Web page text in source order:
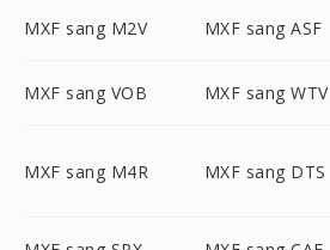
MXF sang M2V MXF sang ASF
MXF sang VOB MXF sang WTV
MXF sang M4R MXF sang DTS